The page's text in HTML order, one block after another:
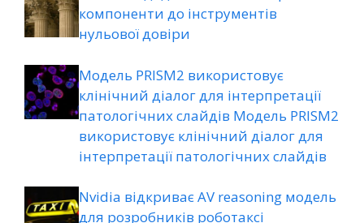
компоненти до інструментів
нульової довіри
Модель PRISM2 використовує
клінічний діалог для інтерпретації
патологічних слайдів Модель PRISM2
використовує клінічний діалог для
інтерпретації патологічних слайдів
Nvidia відкриває AV reasoning модель
для розробників роботаксі